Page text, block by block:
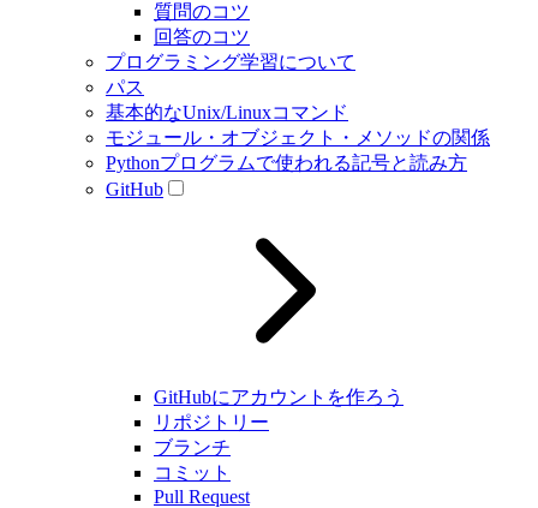
質問のコツ
回答のコツ
プログラミング学習について
パス
基本的なUnix/Linuxコマンド
モジュール・オブジェクト・メソッドの関係
Pythonプログラムで使われる記号と読み方
GitHub
GitHubにアカウントを作ろう
リポジトリー
ブランチ
コミット
Pull Request